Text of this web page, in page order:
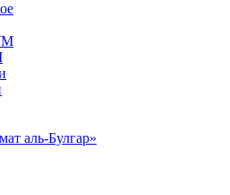
аль-Булгар»